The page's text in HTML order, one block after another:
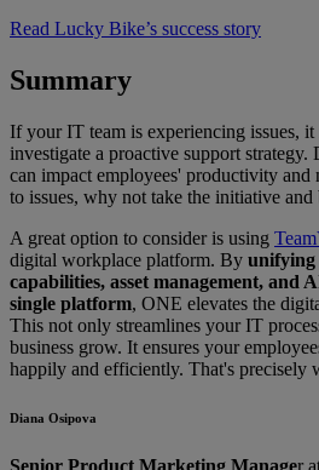
Read Lucky Bike’s success story
Summary
If your IT team is experiencing issues,
investigate a proactive support
can impact employees' productivity and
to issues, why not take the initiative and
A great option to consider is using
digital workplace platform. By unifying
capabilities, asset management, and
single platform, ONE elevates the
This not only streamlines your IT
business grow. It ensures your
happily and efficiently. That's precisely
Diana Osipova